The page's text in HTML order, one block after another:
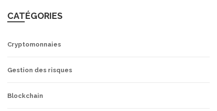
CATÉGORIES
Cryptomonnaies
Gestion des risques
Blockchain